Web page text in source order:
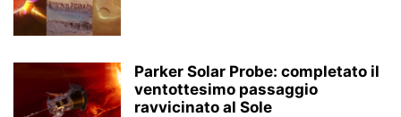
Parker Solar Probe: completato il
ventottesimo passaggio
ravvicinato al Sole